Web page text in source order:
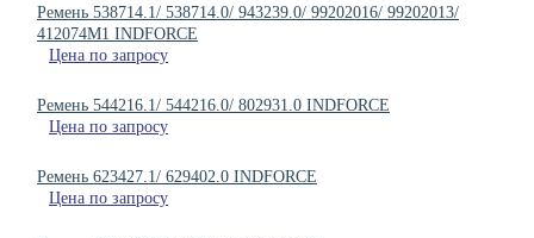
Ремень 538714.1/ 538714.0/ 943239.0/ 99202016/ 99202013/
412074M1 INDFORCE
Цена по запросу
Ремень 544216.1/ 544216.0/ 802931.0 INDFORCE
Цена по запросу
Ремень 623427.1/ 629402.0 INDFORCE
Цена по запросу